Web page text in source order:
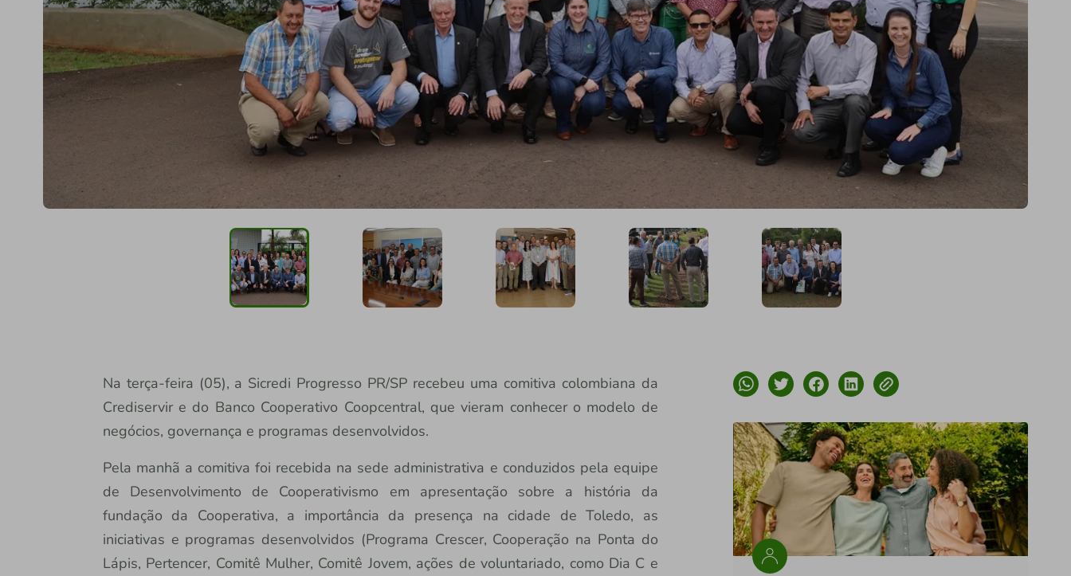
Na terça-feira (05), a Sicredi Progresso PR/SP recebeu uma comitiva colombiana da
Crediservir e do Banco Cooperativo Coopcentral, que vieram conhecer o modelo de
negócios, governança e programas desenvolvidos.
Pela manhã a comitiva foi recebida na sede administrativa e conduzidos pela equipe
de Desenvolvimento de Cooperativismo em apresentação sobre a história da
fundação da Cooperativa, a importância da presença na cidade de Toledo, as
iniciativas e programas desenvolvidos (Programa Crescer, Cooperação na Ponta do
Lápis, Pertencer, Comitê Mulher, Comitê Jovem, ações de voluntariado, como Dia C e